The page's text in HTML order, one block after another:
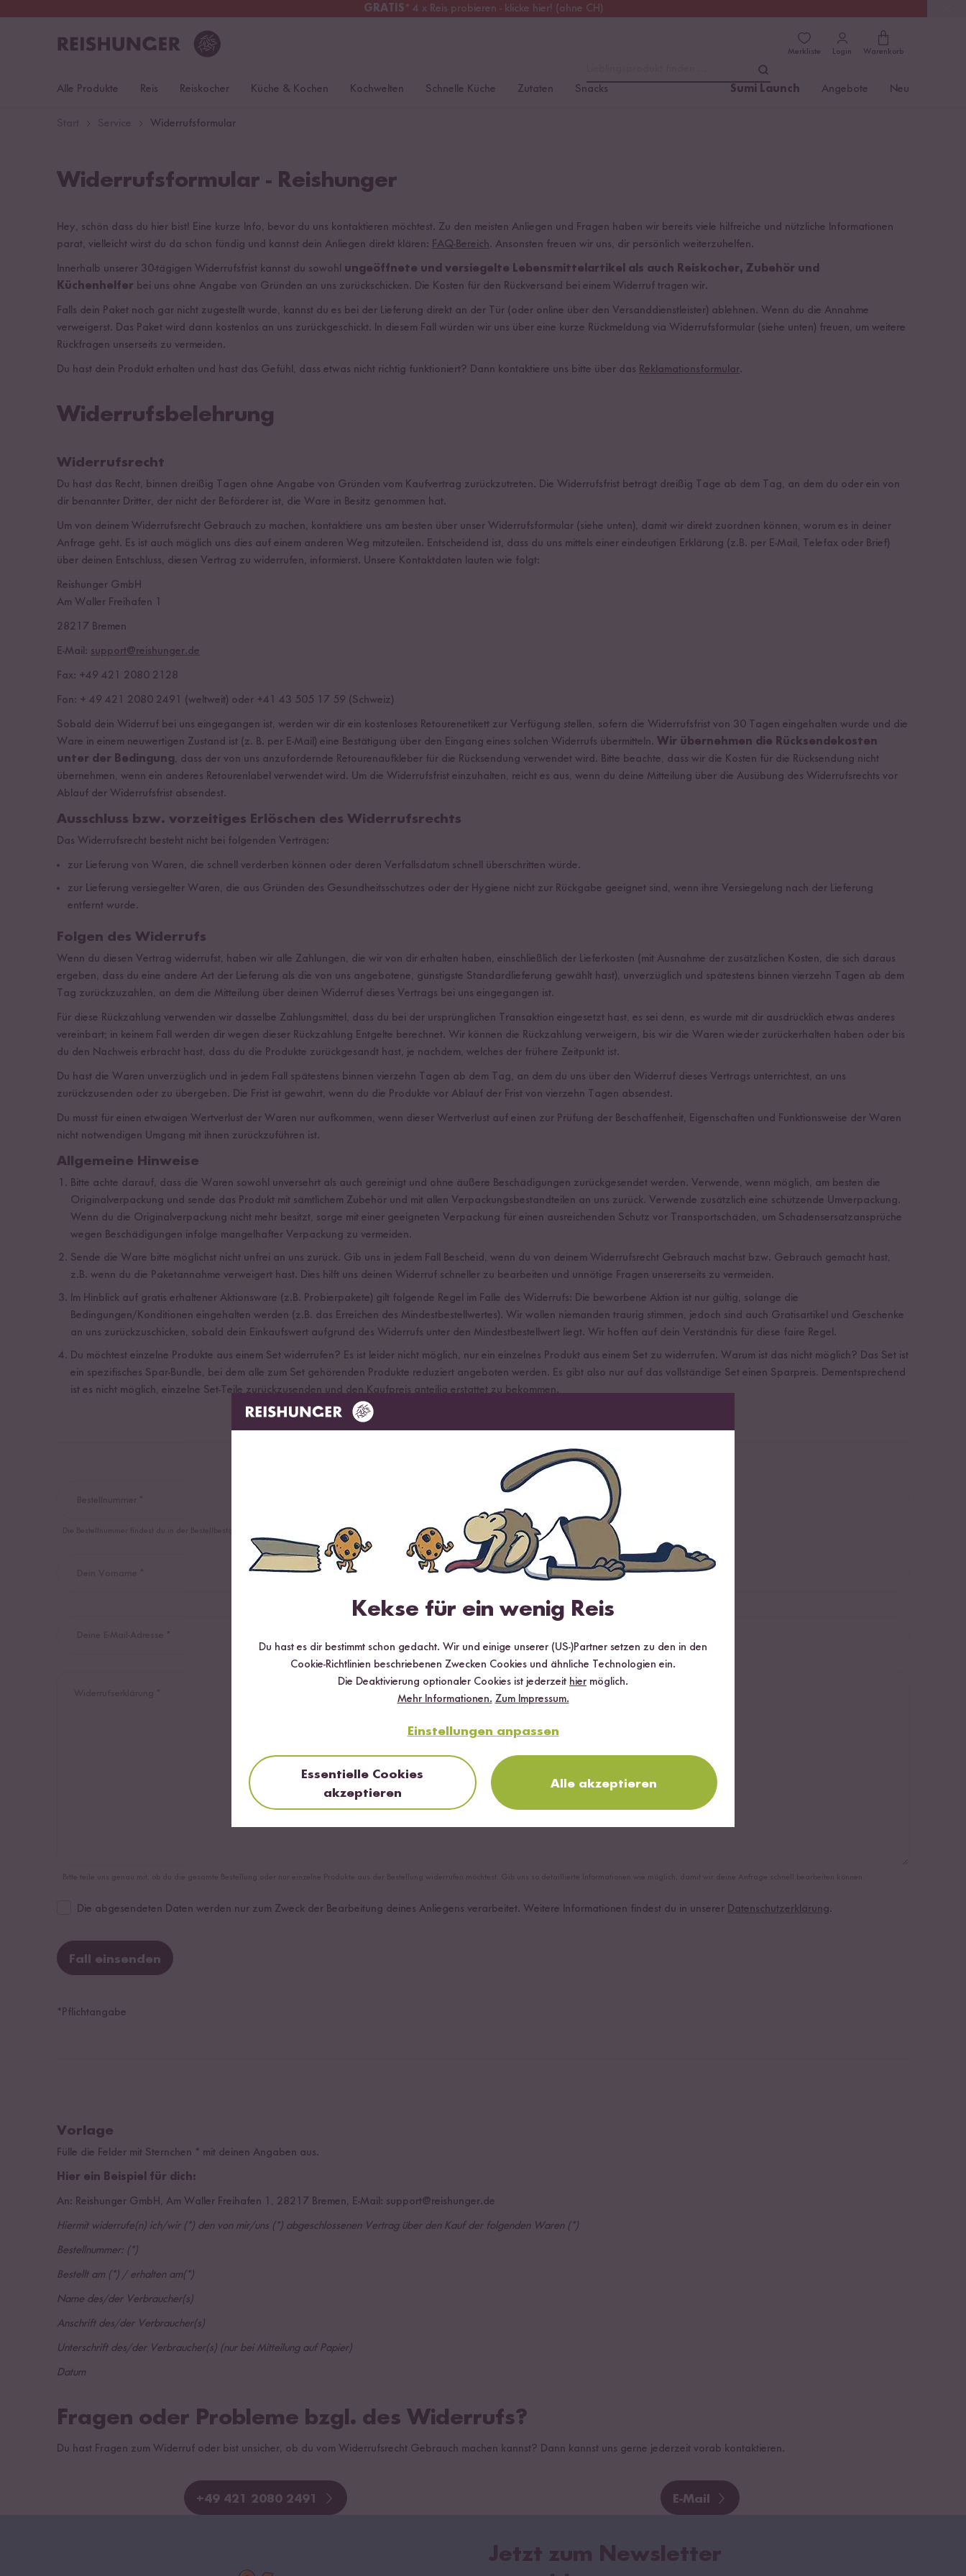
GRATIS* 4 x Reis probieren - klicke hier! (ohne CH)
Alle Zölle & Steuern inklusive
Merkliste Login Warenkorb
Alle Produkte Reis Reiskocher Küche & Kochen Kochwelten Schnelle Küche Zutaten Snacks Sumi Launch Angebote Neu
Widerrufsformular
Widerrufsformular - Reishunger
Hey, schön dass du hier bist! Eine kurze Info, bevor du uns kontaktieren möchtest. Zu den meisten Anliegen und Fragen haben wir bereits viele hilfreiche und nützliche Informationen
parat, vielleicht wirst du da schon fündig und kannst dein Anliegen direkt klären: FAQ-Bereich. Ansonsten freuen wir uns, dir persönlich weiterzuhelfen.
Innerhalb unserer 30-tägigen Widerrufsfrist kannst du sowohl ungeöffnete und versiegelte Lebensmittelartikel als auch Reiskocher, Zubehör und
Küchenhelfer bei uns ohne Angabe von Gründen an uns zurückschicken. Die Kosten für den Rückversand bei einem Widerruf tragen wir.
Falls dein Paket noch gar nicht zugestellt wurde, kannst du es bei der Lieferung direkt an der Tür (oder online über den Versanddienstleister) ablehnen. Wenn du die Annahme
verweigerst. Das Paket wird dann kostenlos an uns zurückgeschickt. In diesem Fall würden wir uns über eine kurze Rückmeldung via Widerrufsformular (siehe unten) freuen, um weitere
Rückfragen unserseits zu vermeiden.
Du hast dein Produkt erhalten und hast das Gefühl, dass etwas nicht richtig funktioniert? Dann kontaktiere uns bitte über das Reklamationsformular.
Widerrufsbelehrung
Widerrufsrecht
Du hast das Recht, binnen dreißig Tagen ohne Angabe von Gründen vom Kaufvertrag zurückzutreten. Die Widerrufsfrist beträgt dreißig Tage ab dem Tag, an dem du oder ein von
dir benannter Dritter, der nicht der Beförderer ist, die Ware in Besitz genommen hat.
Um von deinem Widerrufsrecht Gebrauch zu machen, kontaktiere uns am besten über unser Widerrufsformular (siehe unten), damit wir direkt zuordnen können, worum es in deiner
Anfrage geht. Es ist auch möglich uns dies auf einem anderen Weg mitzuteilen. Entscheidend ist, dass du uns mittels einer eindeutigen Erklärung (z.B. per E-Mail, Telefax oder Brief)
über deinen Entschluss, diesen Vertrag zu widerrufen, informierst. Unsere Kontaktdaten lauten wie folgt:
Reishunger GmbH
Am Waller Freihafen 1
28217 Bremen
E-Mail: support@reishunger.de
Fax: +49 421 2080 2128
Fon: + 49 421 2080 2491 (weltweit) oder +41 43 505 17 59 (Schweiz)
Sobald dein Widerruf bei uns eingegangen ist, werden wir dir ein kostenloses Retourenetikett zur Verfügung stellen, sofern die Widerrufsfrist von 30 Tagen eingehalten wurde und die
Ware in einem neuwertigen Zustand ist (z. B. per E-Mail) eine Bestätigung über den Eingang eines solchen Widerrufs übermitteln. Wir übernehmen die Rücksendekosten
unter der Bedingung, dass der von uns anzufordernde Retourenaufkleber für die Rücksendung verwendet wird. Bitte beachte, dass wir die Kosten für die Rücksendung nicht
übernehmen, wenn ein anderes Retourenlabel verwendet wird. Um die Widerrufsfrist einzuhalten, reicht es aus, wenn du deine Mitteilung über die Ausübung des Widerrufsrechts vor
Ablauf der Widerrufsfrist absendest.
Ausschluss bzw. vorzeitiges Erlöschen des Widerrufsrechts
Das Widerrufsrecht besteht nicht bei folgenden Verträgen:
zur Lieferung von Waren, die schnell verderben können oder deren Verfallsdatum schnell überschritten würde.
zur Lieferung versiegelter Waren, die aus Gründen des Gesundheitsschutzes oder der Hygiene nicht zur Rückgabe geeignet sind, wenn ihre Versiegelung nach der Lieferung
entfernt wurde.
Folgen des Widerrufs
Wenn du diesen Vertrag widerrufst, haben wir alle Zahlungen, die wir von dir erhalten haben, einschließlich der Lieferkosten (mit Ausnahme der zusätzlichen Kosten, die sich daraus
ergeben, dass du eine andere Art der Lieferung als die von uns angebotene, günstigste Standardlieferung gewählt hast), unverzüglich und spätestens binnen vierzehn Tagen ab dem
Tag zurückzuzahlen, an dem die Mitteilung über deinen Widerruf dieses Vertrags bei uns eingegangen ist.
Für diese Rückzahlung verwenden wir dasselbe Zahlungsmittel, dass du bei der ursprünglichen Transaktion eingesetzt hast, es sei denn, es wurde mit dir ausdrücklich etwas anderes
vereinbart; in keinem Fall werden dir wegen dieser Rückzahlung Entgelte berechnet. Wir können die Rückzahlung verweigern, bis wir die Waren wieder zurückerhalten haben oder bis
du den Nachweis erbracht hast, dass du die Produkte zurückgesandt hast, je nachdem, welches der frühere Zeitpunkt ist.
Du hast die Waren unverzüglich und in jedem Fall spätestens binnen vierzehn Tagen ab dem Tag, an dem du uns über den Widerruf dieses Vertrags unterrichtest, an uns
zurückzusenden oder zu übergeben. Die Frist ist gewahrt, wenn du die Produkte vor Ablauf der Frist von vierzehn Tagen absendest.
Du musst für einen etwaigen Wertverlust der Waren nur aufkommen, wenn dieser Wertverlust auf einen zur Prüfung der Beschaffenheit, Eigenschaften und Funktionsweise der Waren
nicht notwendigen Umgang mit ihnen zurückzuführen ist.
Allgemeine Hinweise
Bitte achte darauf, dass die Waren sowohl unversehrt als auch gereinigt und ohne äußere Beschädigungen zurückgesendet werden. Verwende, wenn möglich, am besten die
Originalverpackung und sende das Produkt mit sämtlichem Zubehör und mit allen Verpackungsbestandteilen an uns zurück. Verwende zusätzlich eine schützende Umverpackung.
Wenn du die Originalverpackung nicht mehr besitzt, sorge mit einer geeigneten Verpackung für einen ausreichenden Schutz vor Transportschäden, um Schadensersatzansprüche
wegen Beschädigungen infolge mangelhafter Verpackung zu vermeiden.
Sende die Ware bitte möglichst nicht unfrei an uns zurück. Gib uns in jedem Fall Bescheid, wenn du von deinem Widerrufsrecht Gebrauch machst bzw. Gebrauch gemacht hast,
z.B. wenn du die Paketannahme verweigert hast. Dies hilft uns deinen Widerruf schneller zu bearbeiten und unnötige Fragen unsererseits zu vermeiden.
Im Hinblick auf gratis erhaltener Aktionsware (z.B. Probierpakete) gilt folgende Regel im Falle des Widerrufs: Die beworbene Aktion ist nur gültig, solange die
Bedingungen/Konditionen eingehalten werden (z.B. das Erreichen des Mindestbestellwertes). Wir wollen niemanden traurig stimmen, jedoch sind auch Gratisartikel und Geschenke
an uns zurückzuschicken, sobald dein Einkaufswert aufgrund des Widerrufs unter den Mindestbestellwert liegt. Wir hoffen auf dein Verständnis für diese faire Regel.
Du möchtest einzelne Produkte aus einem Set widerrufen? Es ist leider nicht möglich, nur ein einzelnes Produkt aus einem Set zu widerrufen. Warum ist das nicht möglich? Das Set ist
ein spezifisches Spar-Bundle, bei dem alle zum Set gehörenden Produkte reduziert angeboten werden. Es gibt also nur auf das vollständige Set einen Sparpreis. Dementsprechend
ist es nicht möglich, einzelne Set-Teile zurückzusenden und den Kaufpreis anteilig erstattet zu bekommen.
Dein Nachname *
Die abgesendeten Daten werden nur zum Zweck der Bearbeitung deines Anliegens verarbeitet. Weitere Informationen findest du in unserer Datenschutzerklärung.
Fall einsenden
*Pflichtangabe
Vorlage
Fülle die Felder mit Sternchen * mit deinen Angaben aus.
Hier ein Beispiel für dich:
An: Reishunger GmbH, Am Waller Freihafen 1, 28217 Bremen, E-Mail: support@reishunger.de
Hiermit widerrufe(n) ich/wir (*) den von mir/uns (*) abgeschlossenen Vertrag über den Kauf der folgenden Waren (*)
Bestellnummer: (*)
Bestellt am (*) / erhalten am(*)
Name des/der Verbraucher(s)
Anschrift des/der Verbraucher(s)
Unterschrift des/der Verbraucher(s) (nur bei Mitteilung auf Papier)
Datum
Fragen oder Probleme bzgl. des Widerrufs?
Du hast Fragen zum Widerruf oder bist unsicher, ob du vom Widerrufsrecht Gebrauch machen kannst? Dann kannst uns gerne jederzeit vorab kontaktieren.
+49 421 2080 2491 E-Mail
Jetzt zum Newsletter
Kekse für ein wenig Reis
Du hast es dir bestimmt schon gedacht. Wir und einige unserer (US-)Partner setzen zu den in den
Cookie-Richtlinien beschriebenen Zwecken Cookies und ähnliche Technologien ein.
Die Deaktivierung optionaler Cookies ist jederzeit hier möglich.
Mehr Informationen. Zum Impressum.
Einstellungen anpassen
Essentielle Cookies
akzeptieren
Alle akzeptieren